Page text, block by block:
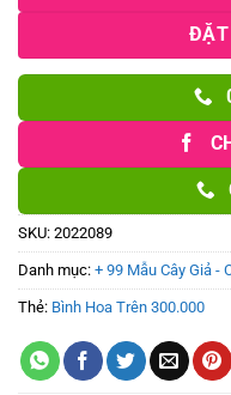
ĐẶT
SKU: 2022089
Danh mục: + 99 Mẫu Cây Giả -
Thẻ: Bình Hoa Trên 300.000